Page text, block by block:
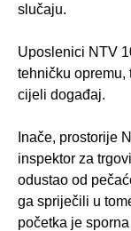
slučaju.
Uposlenici NTV
tehničku opremu,
cijeli događaj.
Inače, prostorije
inspektor za
odustao od
ga spriječili u
početka je